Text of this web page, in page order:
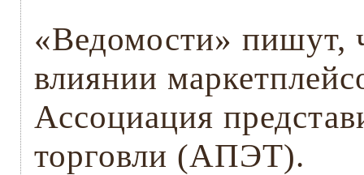
«Ведомости» пишут,
влиянии
Ассоциация
торговли (АПЭТ).